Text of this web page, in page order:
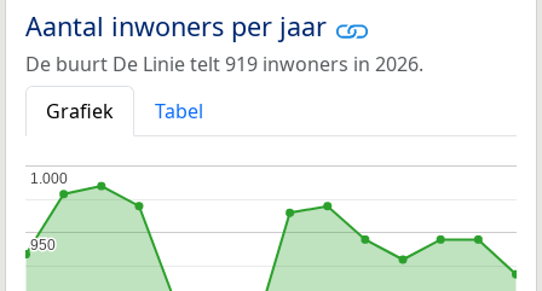
Aantal inwoners per jaar
De buurt De Linie telt 919 inwoners in 2026.
Grafiek
Tabel
950
950
1.000
1.000